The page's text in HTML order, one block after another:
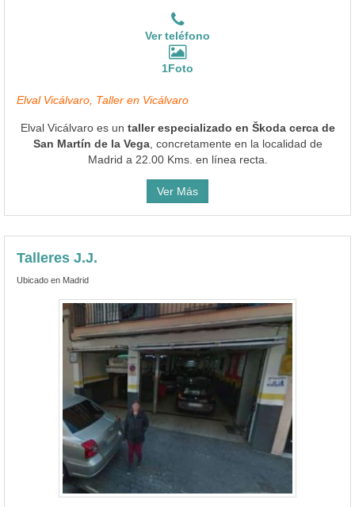
Ver teléfono
1Foto
Elval Vicálvaro, Taller en Vicálvaro
Elval Vicálvaro es un taller especializado en Škoda cerca de
San Martín de la Vega, concretamente en la localidad de
Madrid a 22.00 Kms. en línea recta.
Ver Más
Talleres J.J.
Ubicado en Madrid